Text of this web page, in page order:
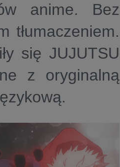
anime. Bez
tłumaczeniem.
się JUJUTSU
z oryginalną